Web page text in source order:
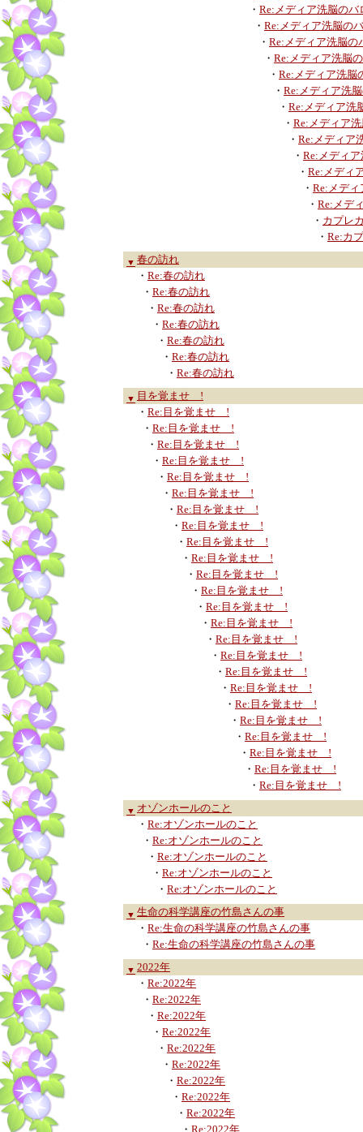
・ Re:メディア洗脳のバ
・ Re:メディア洗脳の
・ Re:メディア洗脳の
・ Re:メディア洗脳
・ Re:メディア洗脳
・ Re:メディア洗
・ Re:メディア洗
・ Re:メディア
・ Re:メディア
・ Re:メディ
・ Re:メディ
・ Re:メデ
・ Re:メデ
・ カプレ
・ Re:カ
▼ 春の訪れ
・ Re:春の訪れ
・ Re:春の訪れ
・ Re:春の訪れ
・ Re:春の訪れ
・ Re:春の訪れ
・ Re:春の訪れ
・ Re:春の訪れ
▼ 目を覚ませ !
・ Re:目を覚ませ !
・ Re:目を覚ませ !
・ Re:目を覚ませ !
・ Re:目を覚ませ !
・ Re:目を覚ませ !
・ Re:目を覚ませ !
・ Re:目を覚ませ !
・ Re:目を覚ませ !
・ Re:目を覚ませ !
・ Re:目を覚ませ !
・ Re:目を覚ませ !
・ Re:目を覚ませ !
・ Re:目を覚ませ !
・ Re:目を覚ませ !
・ Re:目を覚ませ !
・ Re:目を覚ませ !
・ Re:目を覚ませ !
・ Re:目を覚ませ !
・ Re:目を覚ませ !
・ Re:目を覚ませ !
・ Re:目を覚ませ !
・ Re:目を覚ませ !
・ Re:目を覚ませ !
・ Re:目を覚ませ !
▼ オゾンホールのこと
・ Re:オゾンホールのこと
・ Re:オゾンホールのこと
・ Re:オゾンホールのこと
・ Re:オゾンホールのこと
・ Re:オゾンホールのこと
▼ 生命の科学講座の竹島さんの事
・ Re:生命の科学講座の竹島さんの事
・ Re:生命の科学講座の竹島さんの事
▼ 2022年
・ Re:2022年
・ Re:2022年
・ Re:2022年
・ Re:2022年
・ Re:2022年
・ Re:2022年
・ Re:2022年
・ Re:2022年
・ Re:2022年
・ Re:2022年